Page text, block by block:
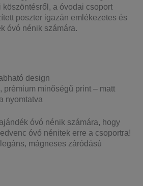
a óvodai csoport
poszter igazán emlékezetes és
óvó nénik számára.
design
prémium minőségű print – matt
nyomtatva
óvó nénik számára, hogy
óvó nénitek erre a csoportra!
mágneses záródású